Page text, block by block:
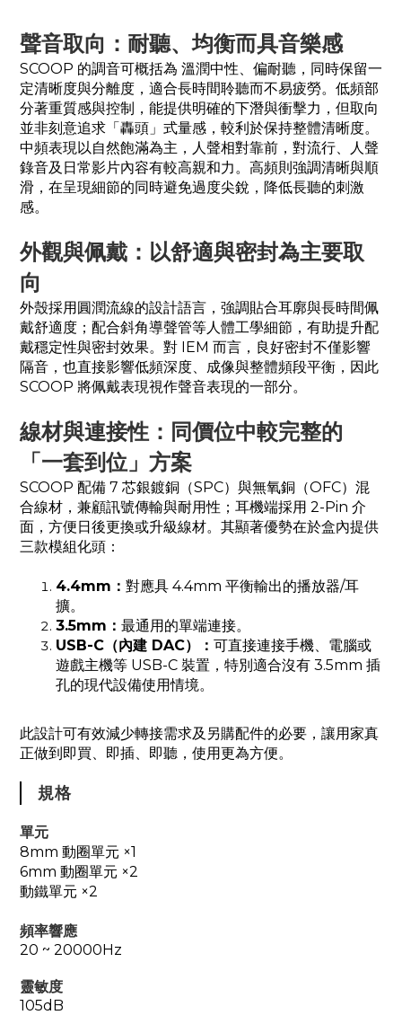
聲音取向：耐聽、均衡而具音樂感
SCOOP 的調音可概括為 溫潤中性、偏耐聽，同時保留一
定清晰度與分離度，適合長時間聆聽而不易疲勞。低頻部
分著重質感與控制，能提供明確的下潛與衝擊力，但取向
並非刻意追求「轟頭」式量感，較利於保持整體清晰度。
中頻表現以自然飽滿為主，人聲相對靠前，對流行、人聲
錄音及日常影片內容有較高親和力。高頻則強調清晰與順
滑，在呈現細節的同時避免過度尖銳，降低長聽的刺激
感。
外觀與佩戴：以舒適與密封為主要取
向
外殼採用圓潤流線的設計語言，強調貼合耳廓與長時間佩
戴舒適度；配合斜角導聲管等人體工學細節，有助提升配
戴穩定性與密封效果。對 IEM 而言，良好密封不僅影響
隔音，也直接影響低頻深度、成像與整體頻段平衡，因此
SCOOP 將佩戴表現視作聲音表現的一部分。
線材與連接性：同價位中較完整的
「一套到位」方案
SCOOP 配備 7 芯銀鍍銅（SPC）與無氧銅（OFC）混
合線材，兼顧訊號傳輸與耐用性；耳機端採用 2-Pin 介
面，方便日後更換或升級線材。其顯著優勢在於盒內提供
三款模組化頭：
4.4mm： 對應具 4.4mm 平衡輸出的播放器/耳
擴。
3.5mm： 最通用的單端連接。
USB-C（內建 DAC）： 可直接連接手機、電腦或
遊戲主機等 USB-C 裝置，特別適合沒有 3.5mm 插
孔的現代設備使用情境。
此設計可有效減少轉接需求及另購配件的必要，讓用家真
正做到即買、即插、即聽，使用更為方便。
規格
單元
8mm 動圈單元 ×1
6mm 動圈單元 ×2
動鐵單元 ×2
頻率響應
20 ~ 20000Hz
靈敏度
105dB